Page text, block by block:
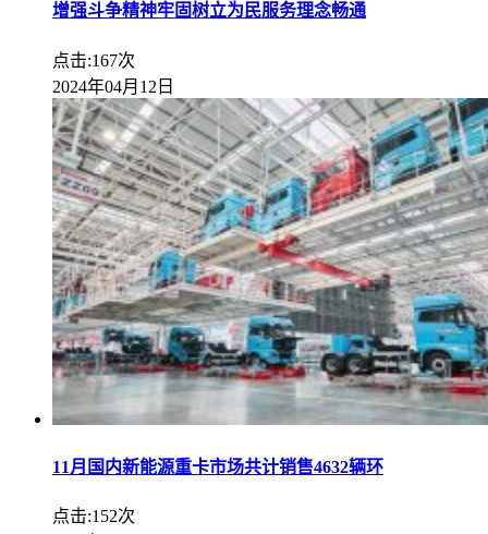
增强斗争精神牢固树立为民服务理念畅通
点击:167次
2024年04月12日
11月国内新能源重卡市场共计销售4632辆环
点击:152次